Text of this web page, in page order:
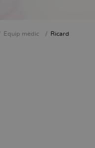
Equip mèdic
Ricard